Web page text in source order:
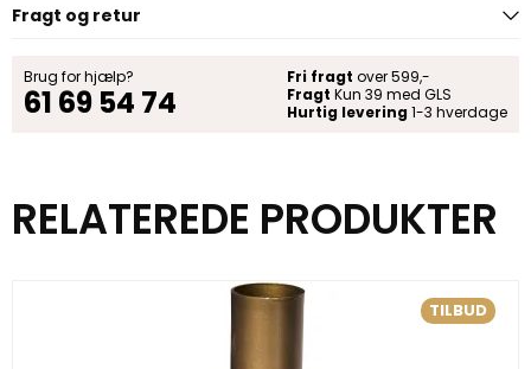
Fragt og retur
Brug for hjælp?
61 69 54 74
Fri fragt over 599,-
Fragt Kun 39 med GLS
Hurtig levering 1-3 hverdage
RELATEREDE PRODUKTER
TILBUD